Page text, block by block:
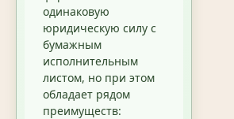
одинаковую
юридическую силу с
бумажным
исполнительным
листом, но при этом
обладает рядом
преимуществ: